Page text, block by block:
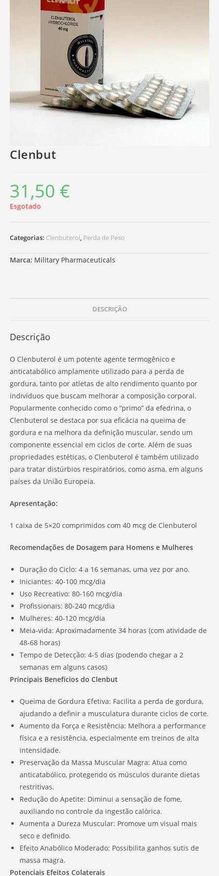
Clenbut
31,50 €
Esgotado
Categorias: Clenbuterol, Perda de Peso
Marca: Military Pharmaceuticals
DESCRIÇÃO
Descrição
O Clenbuterol é um potente agente termogênico e
anticatabólico amplamente utilizado para a perda de
gordura, tanto por atletas de alto rendimento quanto por
indivíduos que buscam melhorar a composição corporal.
Popularmente conhecido como o “primo” da efedrina, o
Clenbuterol se destaca por sua eficácia na queima de
gordura e na melhora da definição muscular, sendo um
componente essencial em ciclos de corte. Além de suas
propriedades estéticas, o Clenbuterol é também utilizado
para tratar distúrbios respiratórios, como asma, em alguns
países da União Europeia.
Apresentação:
1 caixa de 5×20 comprimidos com 40 mcg de Clenbuterol
Recomendações de Dosagem para Homens e Mulheres
Duração do Ciclo: 4 a 16 semanas, uma vez por ano.
Iniciantes: 40-100 mcg/dia
Uso Recreativo: 80-160 mcg/dia
Profissionais: 80-240 mcg/dia
Mulheres: 40-120 mcg/dia
Meia-vida: Aproximadamente 34 horas (com atividade de
48-68 horas)
Tempo de Detecção: 4-5 dias (podendo chegar a 2
semanas em alguns casos)
Principais Benefícios do Clenbut
Queima de Gordura Efetiva: Facilita a perda de gordura,
ajudando a definir a musculatura durante ciclos de corte.
Aumento da Força e Resistência: Melhora a performance
física e a resistência, especialmente em treinos de alta
intensidade.
Preservação da Massa Muscular Magra: Atua como
anticatabólico, protegendo os músculos durante dietas
restritivas.
Redução do Apetite: Diminui a sensação de fome,
auxiliando no controle da ingestão calórica.
Aumenta a Dureza Muscular: Promove um visual mais
seco e definido.
Efeito Anabólico Moderado: Possibilita ganhos sutis de
massa magra.
Potenciais Efeitos Colaterais